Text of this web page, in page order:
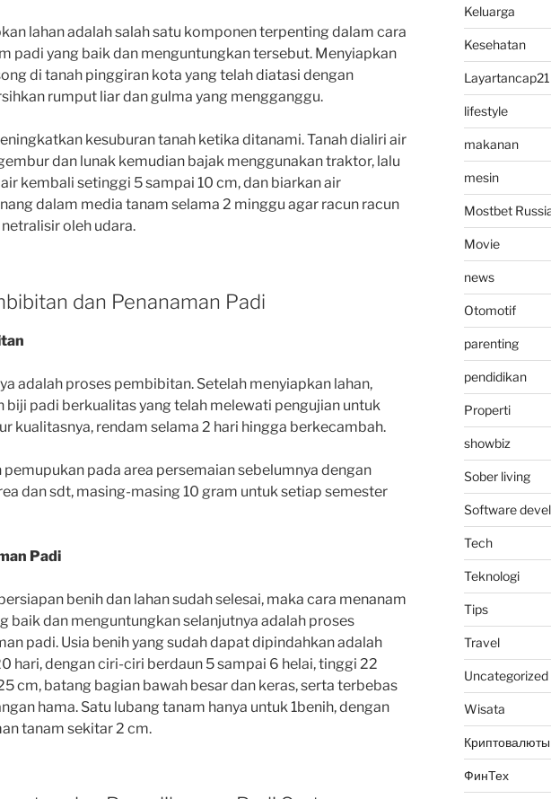
lahan adalah salah satu komponen terpenting dalam cara
padi yang baik dan menguntungkan tersebut. Menyiapkan
di tanah pinggiran kota yang telah diatasi dengan
rumput liar dan gulma yang mengganggu.
kesuburan tanah ketika ditanami.Tanah dialiri air
dan lunak kemudian bajak menggunakan traktor, lalu
kembali setinggi 5 sampai 10 cm, dan biarkan air
dalam media tanam selama 2 minggu agar racun racun
oleh udara.
dan Penanaman Padi
adalah proses pembibitan. Setelah menyiapkan lahan,
biji padi berkualitas yang telah melewati pengujian untuk
kualitasnya, rendam selama 2 hari hingga berkecambah.
pemupukan pada area persemaian sebelumnya dengan
dan sdt, masing-masing 10 gram untuk setiap semester
Padi
benih dan lahan sudah selesai, maka cara menanam
baik dan menguntungkan selanjutnya adalah proses
padi. Usia benih yang sudah dapat dipindahkan adalah
hari, dengan ciri-ciri berdaun 5 sampai 6 helai, tinggi 22
cm, batang bagian bawah besar dan keras, serta terbebas
hama. Satu lubang tanam hanya untuk 1benih, dengan
tanam sekitar 2 cm.
Keluarga
Kesehatan
Layartancap21
lifestyle
makanan
mesin
Mostbet
Movie
news
Otomotif
parenting
pendidikan
Properti
showbiz
Sober living
Software
Tech
Teknologi
Tips
Travel
Uncategorized
Wisata
Криптовалюты
ФинТех